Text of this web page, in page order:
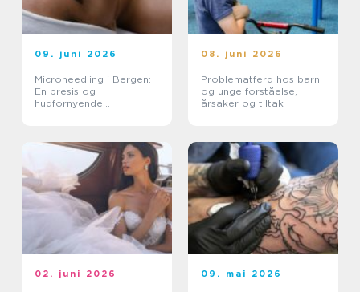
09. juni 2026
Microneedling i Bergen:
En presis og
hudfornyende
08. juni 2026
Problematferd hos barn
og unge forståelse,
årsaker og tiltak
02. juni 2026 09. mai 2026